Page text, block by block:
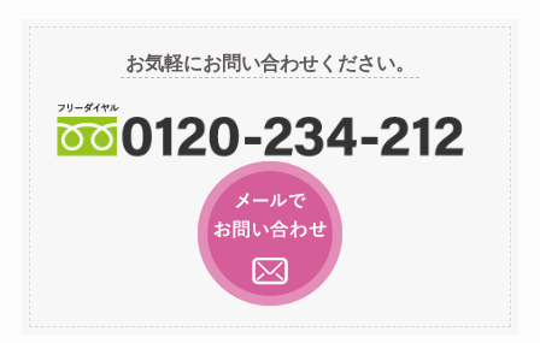
イ
ブ
お気軽にお問い合わせください。